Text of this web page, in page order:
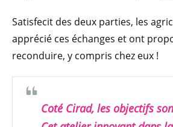
Satisfecit des deux parties, les
apprécié ces échanges et ont
reconduire, y compris chez eux !
Coté Cirad, les objectifs